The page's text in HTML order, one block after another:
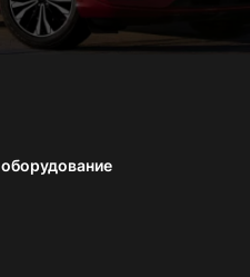
оборудование